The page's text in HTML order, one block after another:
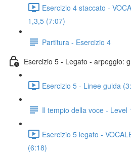
Esercizio 4 staccato -
1,3,5 (7:07)
Partitura - Esercizio 4
Esercizio 5 - Legato - arpeggio:
Esercizio 5 - Linee guida
Il tempio della voce - Level
Esercizio 5 legato -
(6:18)